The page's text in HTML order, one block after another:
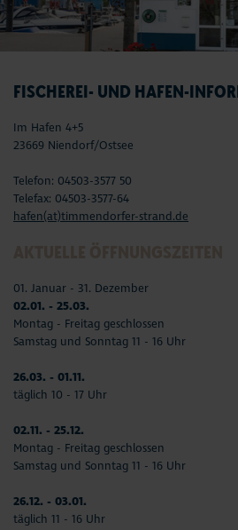
FISCHEREI- UND HAFEN-
Im Hafen 4+5
23669 Niendorf/Ostsee
Telefon: 04503-3577 50
Telefax: 04503-3577-64
hafen(at)timmendorfer-strand.de
01. Januar - 31. Dezember
02.01. - 25.03.
Montag - Freitag geschlossen
Samstag und Sonntag 11 - 16 Uhr
26.03. - 01.11.
täglich 10 - 17 Uhr
02.11. - 25.12.
Montag - Freitag geschlossen
Samstag und Sonntag 11 - 16 Uhr
26.12. - 03.01.
täglich 11 - 16 Uhr